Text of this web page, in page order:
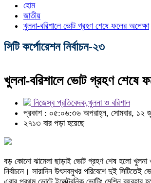
হোম
জাতীয়
খুলনা-বরিশালে ভোট গ্রহণ শেষে ফলের অপেক্ষা
সিটি কর্পোরেশন নির্বাচন-২৩
খুলনা-বরিশালে ভোট গ্রহণ শেষে
নিজেস্ব প্রতিবেদক,খুলনা ও বরিশাল
প্রকাশ : ০৫:০৬:৩৬ অপরাহ্ন, সোমবার, ১২
২৭১৩ বার পড়া হয়েছে
বড় কোনো ঝামেলা ছাড়াই ভোট গ্রহণ শেষ হলো খুলনা ও
নির্বাচনে। সারাদিন উৎসবমুখর পরিবেশে দুই সিটিতেই